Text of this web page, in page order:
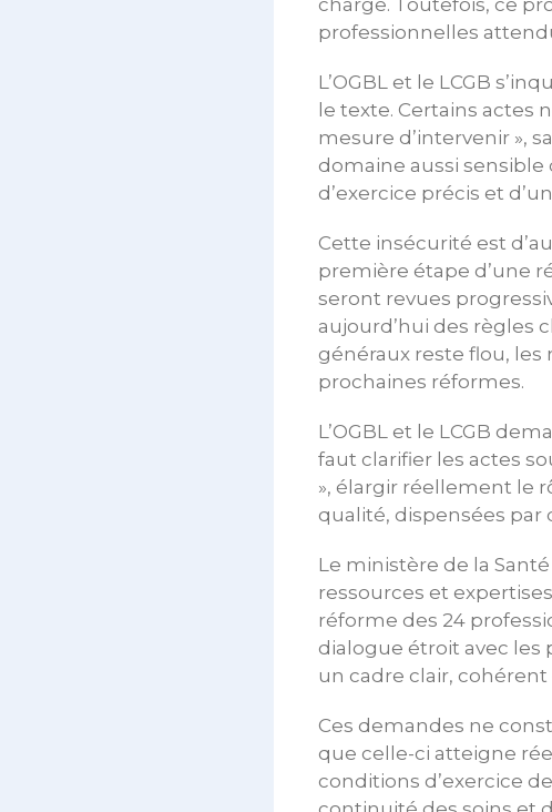
charge. Toutefois, ce
professionnelles
L’OGBL et le LCGB
le texte. Certains actes
mesure d’intervenir »,
domaine aussi sensible
d’exercice précis et
Cette insécurité est
première étape d’une
seront revues
aujourd’hui des règles
généraux reste flou,
prochaines réformes.
L’OGBL et le LCGB
faut clarifier les actes
», élargir réellement le
qualité, dispensées par
Le ministère de la
ressources et
réforme des 24
dialogue étroit avec les
un cadre clair,
Ces demandes ne
que celle-ci atteigne
conditions d’exercice